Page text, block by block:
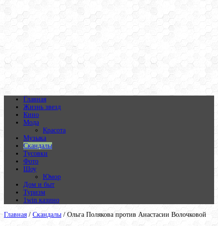
Главная
Жизнь звезд
Кино
Мода
Красота
Музыка
Скандалы
Тусовки
Фото
Шоу
Юмор
Дом и быт
Туризм
1win казино
Главная / Скандалы / Ольга Полякова против Анастасии Волочковой